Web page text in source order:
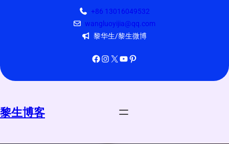
+86 13016049532
wangluoyijia@qq.com
黎华生/黎生微博
Facebook Instagram X YouTube Pinterest
黎生博客